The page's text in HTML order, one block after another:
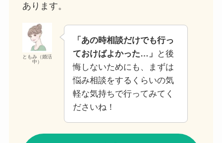
あります。
ともみ（婚活
中）
「あの時相談だけでも行っ
ておけばよかった…」
と後
悔しないためにも、まずは
悩み相談をするくらいの気
軽な気持ちで行ってみてく
ださいね！